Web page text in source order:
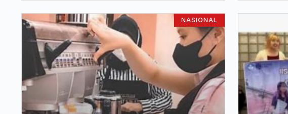
NASIONAL